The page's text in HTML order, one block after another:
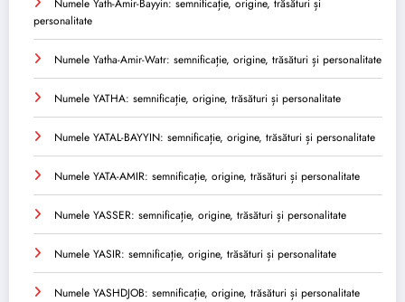
Numele Yath-Amir-Bayyin: semnificație, origine, trăsături și
personalitate
Numele Yatha-Amir-Watr: semnificație, origine, trăsături și personalitate
Numele YATHA: semnificație, origine, trăsături și personalitate
Numele YATAL-BAYYIN: semnificație, origine, trăsături și personalitate
Numele YATA-AMIR: semnificație, origine, trăsături și personalitate
Numele YASSER: semnificație, origine, trăsături și personalitate
Numele YASIR: semnificație, origine, trăsături și personalitate
Numele YASHDJOB: semnificație, origine, trăsături și personalitate